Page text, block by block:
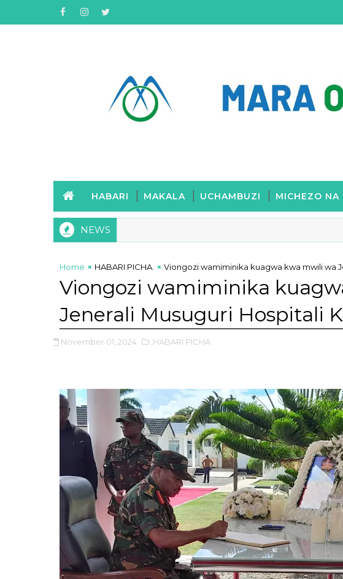
HABARI MAKALA UCHAMBUZI MICHEZO NA
NEWS
Home HABARI PICHA. Viongozi wamiminika kuagwa kwa mwili wa
Viongozi wamiminika
Jenerali Musuguri Hospitali
November 01, 2024 ,HABARI PICHA.